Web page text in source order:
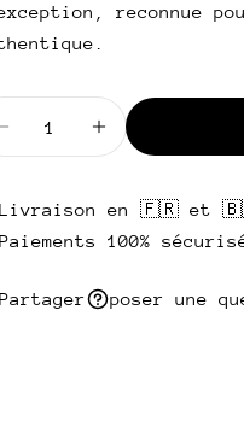
reconnue
Diminuer la quantité
Augmenter
Livraison en 🇫🇷 et
Paiements 100%
Partager poser une